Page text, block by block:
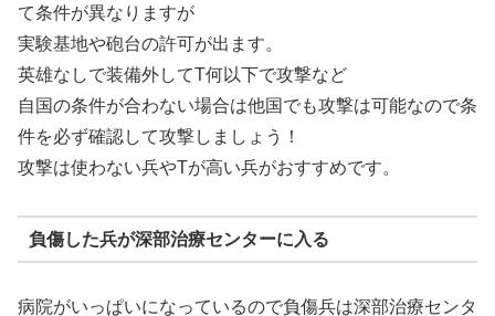
て条件が異なりますが
実験基地や砲台の許可が出ます。
英雄なしで装備外してT何以下で攻撃など
自国の条件が合わない場合は他国でも攻撃は可能なので条
件を必ず確認して攻撃しましょう！
攻撃は使わない兵やTが高い兵がおすすめです。
負傷した兵が深部治療センターに入る
病院がいっぱいになっているので負傷兵は深部治療センタ